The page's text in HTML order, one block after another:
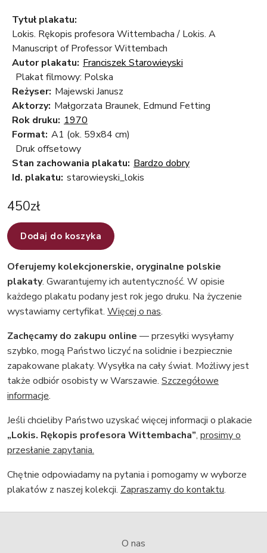
Tytuł plakatu:
Lokis. Rękopis profesora Wittembacha / Lokis. A
Manuscript of Professor Wittembach
Autor plakatu: Franciszek Starowieyski
Plakat filmowy: Polska
Reżyser: Majewski Janusz
Aktorzy: Małgorzata Braunek, Edmund Fetting
Rok druku: 1970
Format: A1 (ok. 59x84 cm)
Druk offsetowy
Stan zachowania plakatu: Bardzo dobry
Id. plakatu: starowieyski_lokis
450zł
Dodaj do koszyka
Oferujemy kolekcjonerskie, oryginalne polskie
plakaty. Gwarantujemy ich autentyczność. W opisie
każdego plakatu podany jest rok jego druku. Na życzenie
wystawiamy certyfikat. Więcej o nas.
Zachęcamy do zakupu online — przesyłki wysyłamy
szybko, mogą Państwo liczyć na solidnie i bezpiecznie
zapakowane plakaty. Wysyłka na cały świat. Możliwy jest
także odbiór osobisty w Warszawie. Szczegółowe
informacje.
Jeśli chcieliby Państwo uzyskać więcej informacji o plakacie
„Lokis. Rękopis profesora Wittembacha”, prosimy o
przesłanie zapytania.
Chętnie odpowiadamy na pytania i pomogamy w wyborze
plakatów z naszej kolekcji. Zapraszamy do kontaktu.
O nas